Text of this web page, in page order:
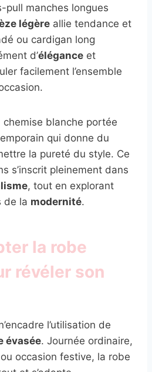
pull manches longues
légère allie tendance et
ou cardigan long
d’élégance et
facilement l’ensemble
chemise blanche portée
qui donne du
la pureté du style. Ce
s’inscrit pleinement dans
, tout en explorant
de la modernité.
la robe
révéler son
l’utilisation de
évasée. Journée ordinaire,
occasion festive, la robe